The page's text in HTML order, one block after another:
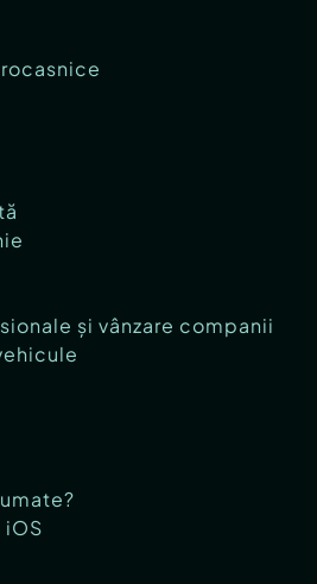
și vânzare companii